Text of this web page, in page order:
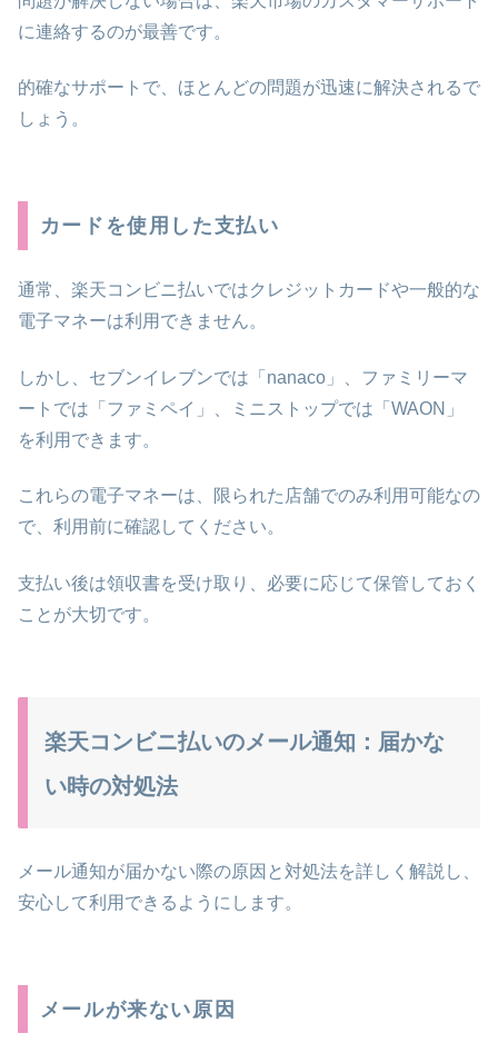
に連絡するのが最善です。
的確なサポートで、ほとんどの問題が迅速に解決されるで
しょう。
カードを使用した支払い
通常、楽天コンビニ払いではクレジットカードや一般的な
電子マネーは利用できません。
しかし、セブンイレブンでは「nanaco」、ファミリーマ
ートでは「ファミペイ」、ミニストップでは「WAON」
を利用できます。
これらの電子マネーは、限られた店舗でのみ利用可能なの
で、利用前に確認してください。
支払い後は領収書を受け取り、必要に応じて保管しておく
ことが大切です。
楽天コンビニ払いのメール通知：届かな
い時の対処法
メール通知が届かない際の原因と対処法を詳しく解説し、
安心して利用できるようにします。
メールが来ない原因